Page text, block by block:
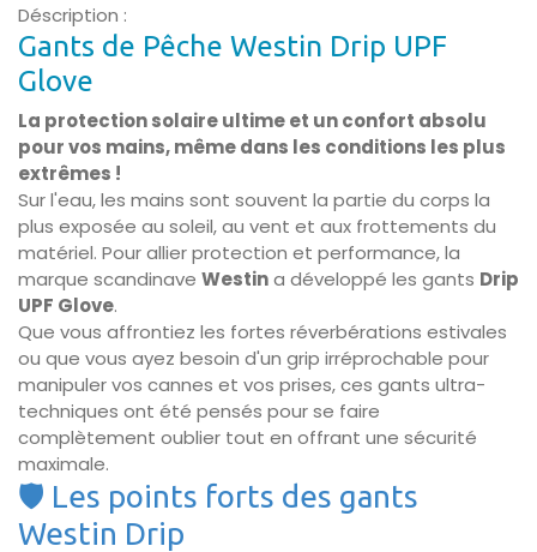
Déscription :
Gants de Pêche Westin Drip UPF
Glove
La protection solaire ultime et un confort absolu
pour vos mains, même dans les conditions les plus
extrêmes !
Sur l'eau, les mains sont souvent la partie du corps la
plus exposée au soleil, au vent et aux frottements du
matériel. Pour allier protection et performance, la
marque scandinave Westina développé les gants Drip
UPF Glove.
Que vous affrontiez les fortes réverbérations estivales
ou que vous ayez besoin d'un grip irréprochable pour
manipuler vos cannes et vos prises, ces gants ultra-
techniques ont été pensés pour se faire
complètement oublier tout en offrant une sécurité
maximale.
🛡️ Les points forts des gants
Westin Drip